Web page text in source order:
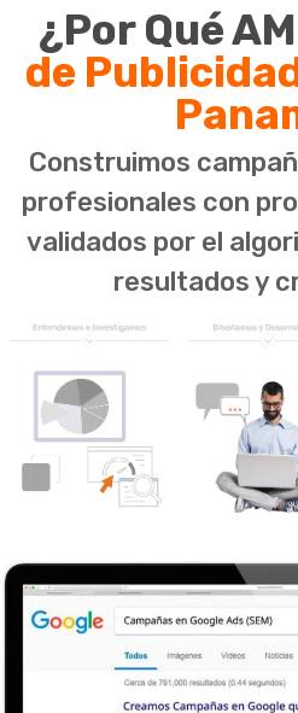
¿Por Qué
de
Construimos
profesionales con
validados por el
resultados y